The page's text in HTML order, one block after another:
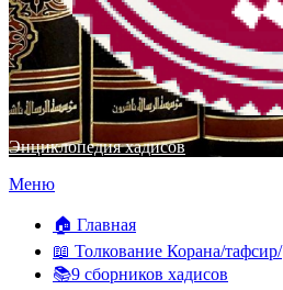
Энциклопедия хадисов
Перейти
содержимому
Меню
🏠 Главная
📖 Толкование Корана/тафсир/
📚9 сборников хадисов